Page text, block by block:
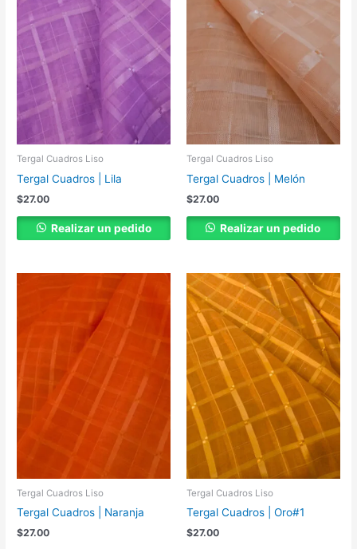
Tergal Cuadros Liso
Tergal Cuadros | Lila
$27.00
Realizar un pedido
Tergal Cuadros Liso
Tergal Cuadros | Melón
$27.00
Realizar un pedido
Tergal Cuadros Liso
Tergal Cuadros | Naranja
$27.00
Tergal Cuadros Liso
Tergal Cuadros | Oro#1
$27.00